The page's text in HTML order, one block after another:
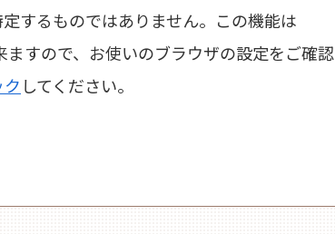
するものではありません。この機能は
すので、お使いのブラウザの設定をご確認
してください。